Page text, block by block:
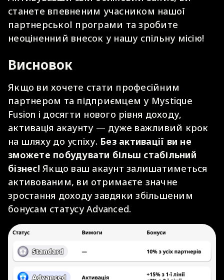
станете впевненим учасником нашої
партнерської програми та зробите
неоціненний внесок у нашу спільну місію!
Висновок
Якщо ви хочете стати професійним
партнером та підприємцем у Mystique
Fusion і досягти нового рівня доходу,
активація акаунту — дуже важливий крок
на шляху до успіху. Без активації ви не
зможете побудувати більш стабільний
бізнес! Якщо ваш акаунт залишатиметься
активованим, ви отримаєте значне
зростання доходу завдяки збільшеним
бонусам статусу Advanced.